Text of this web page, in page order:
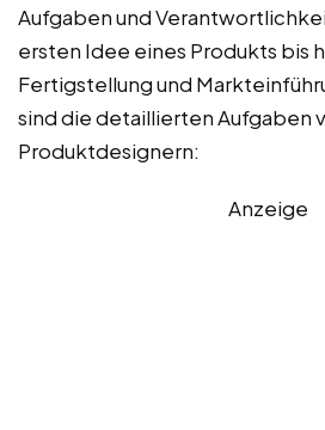
Aufgaben und
ersten Idee eines Produkts bis
Fertigstellung und
sind die detaillierten Aufgaben
Produktdesignern:
Anzeige